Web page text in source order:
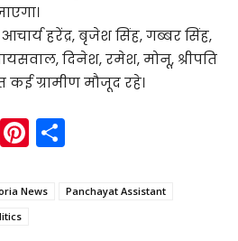
हरेंद्र, बृजेश सिंह, गब्बर सिंह,
दिनेश, रमेश, मोनू, श्रीपति
कई ग्रामीण मौजूद रहे।
W
h
Pi
nt
er ar
News
Panchayat Assistant